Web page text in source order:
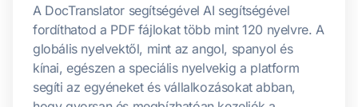
A DocTranslator segítségével AI segítségével
fordíthatod a PDF fájlokat több mint 120 nyelvre. A
globális nyelvektől, mint az angol, spanyol és
kínai, egészen a speciális nyelvekig a platform
segíti az egyéneket és vállalkozásokat abban,